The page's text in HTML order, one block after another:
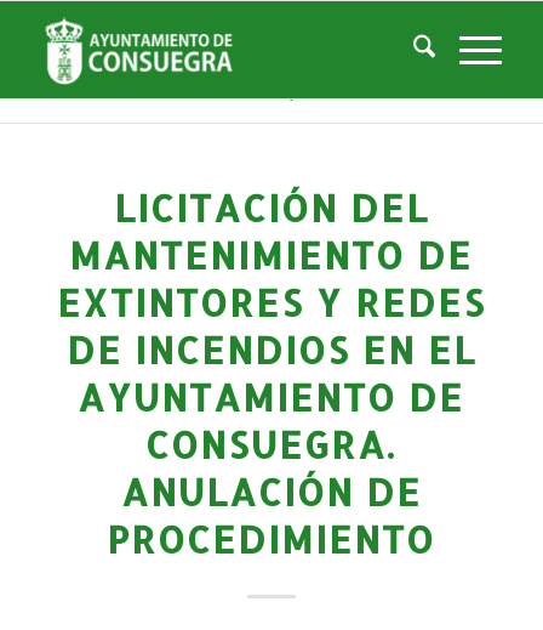
Noticias
Usted está aquí: Inicio / Noticias
Perfil del Contratante /
LICITACIÓN DEL
MANTENIMIENTO DE
EXTINTORES Y REDES
DE INCENDIOS EN EL
AYUNTAMIENTO DE
CONSUEGRA.
ANULACIÓN DE
PROCEDIMIENTO